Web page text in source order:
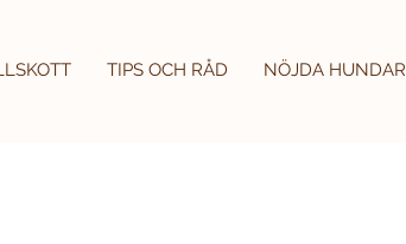
TIPS OCH RÅD NÖJDA HUNDAR